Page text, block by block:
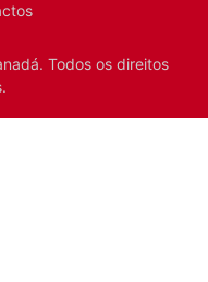
Todos os direitos